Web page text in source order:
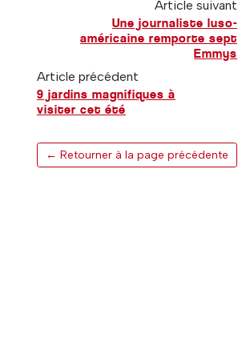
Article suivant
Une journaliste luso-
américaine remporte sept
Emmys
Article précédent
9 jardins magnifiques à
visiter cet été
← Retourner à la page précédente